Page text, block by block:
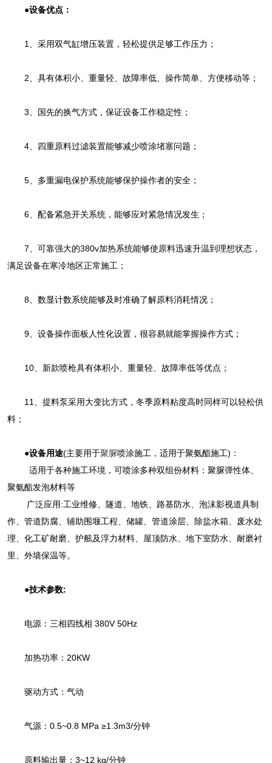
●设备优点：
1、采用双气缸增压装置，轻松提供足够工作压力；
2、具有体积小、重量轻、故障率低、操作简单、方便移动等；
3、国先的换气方式，保证设备工作稳定性；
4、四重原料过滤装置能够减少喷涂堵塞问题；
5、多重漏电保护系统能够保护操作者的安全；
6、配备紧急开关系统，能够应对紧急情况发生；
7、可靠强大的380v加热系统能够使原料迅速升温到理想状态，
满足设备在寒冷地区正常施工；
8、数显计数系统能够及时准确了解原料消耗情况；
9、设备操作面板人性化设置，很容易就能掌握操作方式；
10、新款喷枪具有体积小、重量轻、故障率低等优点；
11、提料泵采用大变比方式，冬季原料粘度高时同样可以轻松供
料；
●设备用途(主要用于聚脲喷涂施工，适用于聚氨酯施工)：
适用于各种施工环境，可喷涂多种双组份材料：聚脲弹性体、
聚氨酯发泡材料等
广泛应用:工业维修、隧道、地铁、路基防水、泡沫影视道具制
作、管道防腐、辅助围堰工程、储罐、管道涂层、除盐水箱、废水处
理、化工矿耐磨、护舷及浮力材料、屋顶防水、地下室防水、耐磨衬
里、外墙保温等。
●技术参数:
电源：三相四线相 380V 50Hz
加热功率：20KW
驱动方式：气动
气源：0.5~0.8 MPa ≥1.3m3/分钟
原料输出量：3~12 kg/分钟